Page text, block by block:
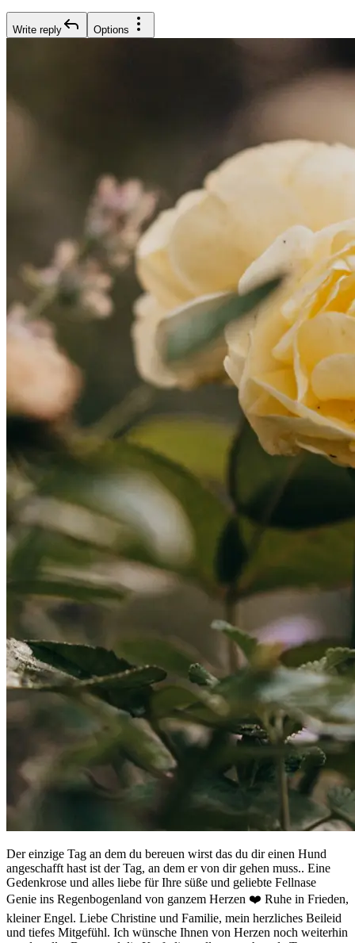
Write reply Options
Der einzige Tag an dem du bereuen wirst das du dir einen Hund
angeschafft hast ist der Tag, an dem er von dir gehen muss.. Eine
Gedenkrose und alles liebe für Ihre süße und geliebte Fellnase
Genie ins Regenbogenland von ganzem Herzen ❤️ Ruhe in Frieden,
kleiner Engel. Liebe Christine und Familie, mein herzliches Beileid
und tiefes Mitgefühl. Ich wünsche Ihnen von Herzen noch weiterhin